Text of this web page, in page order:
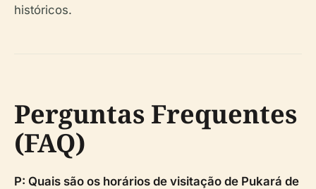
históricos.
Perguntas Frequentes
(FAQ)
P: Quais são os horários de visitação de Pukará de